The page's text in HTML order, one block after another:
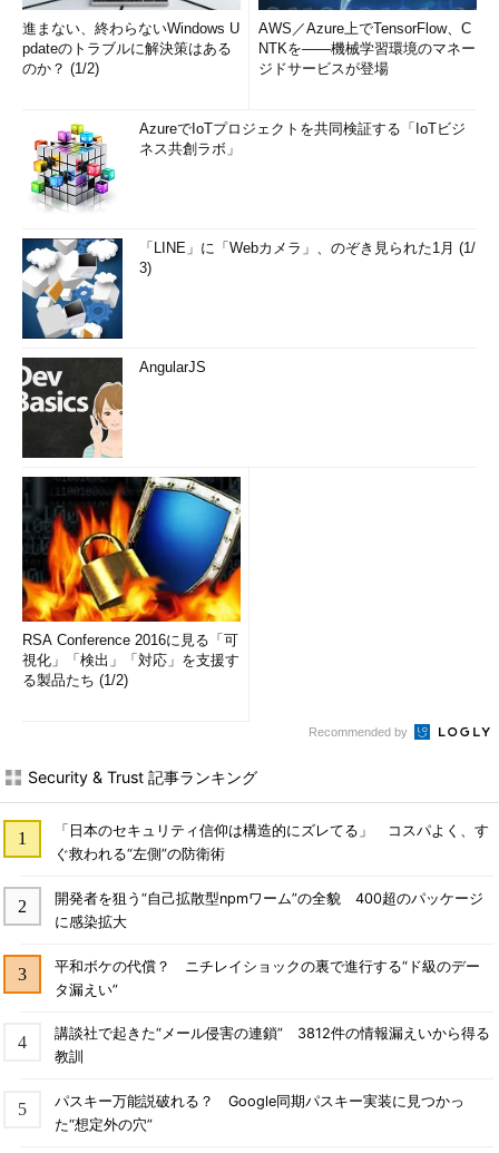
進まない、終わらないWindows U
pdateのトラブルに解決策はある
のか？ (1/2)
AWS／Azure上でTensorFlow、C
NTKを――機械学習環境のマネー
ジドサービスが登場
AzureでIoTプロジェクトを共同検証する「IoTビジ
ネス共創ラボ」
「LINE」に「Webカメラ」、のぞき見られた1月 (1/
3)
AngularJS
RSA Conference 2016に見る「可
視化」「検出」「対応」を支援す
る製品たち (1/2)
Recommended by
Security & Trust 記事ランキング
「日本のセキュリティ信仰は構造的にズレてる」 コスパよく、す
ぐ救われる“左側”の防衛術
開発者を狙う“自己拡散型npmワーム”の全貌 400超のパッケージ
に感染拡大
平和ボケの代償？ ニチレイショックの裏で進行する“ド級のデー
タ漏えい”
講談社で起きた“メール侵害の連鎖” 3812件の情報漏えいから得る
教訓
パスキー万能説破れる？ Google同期パスキー実装に見つかっ
た“想定外の穴”